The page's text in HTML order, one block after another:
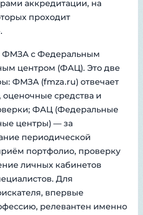
аккредитации, на
проходит
ФМЗА с Федеральным
центром (ФАЦ). Это две
ФМЗА (fmza.ru) отвечает
средства и
ФАЦ (Федеральные
центры) — за
периодической
портфолио, проверку
личных кабинетов
Для
впервые
релевантен именно